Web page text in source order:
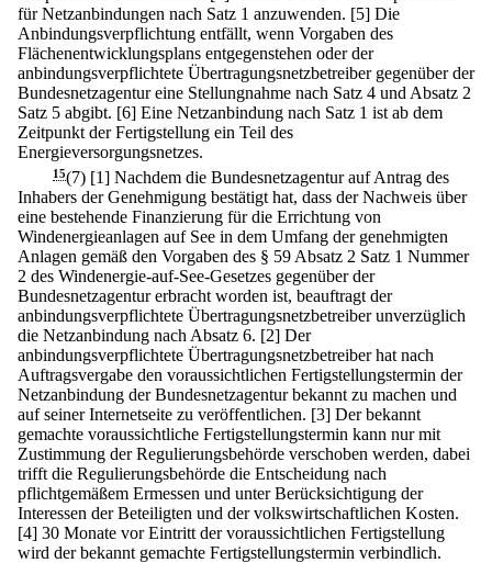
für Netzanbindungen nach Satz 1 anzuwenden. [5] Die
Anbindungsverpflichtung entfällt, wenn Vorgaben des
Flächenentwicklungsplans entgegenstehen oder der
anbindungsverpflichtete Übertragungsnetzbetreiber gegenüber der
Bundesnetzagentur eine Stellungnahme nach Satz 4 und Absatz 2
Satz 5 abgibt. [6] Eine Netzanbindung nach Satz 1 ist ab dem
Zeitpunkt der Fertigstellung ein Teil des
Energieversorgungsnetzes.
15(7) [1] Nachdem die Bundesnetzagentur auf Antrag des
Inhabers der Genehmigung bestätigt hat, dass der Nachweis über
eine bestehende Finanzierung für die Errichtung von
Windenergieanlagen auf See in dem Umfang der genehmigten
Anlagen gemäß den Vorgaben des § 59 Absatz 2 Satz 1 Nummer
2 des Windenergie-auf-See-Gesetzes gegenüber der
Bundesnetzagentur erbracht worden ist, beauftragt der
anbindungsverpflichtete Übertragungsnetzbetreiber unverzüglich
die Netzanbindung nach Absatz 6. [2] Der
anbindungsverpflichtete Übertragungsnetzbetreiber hat nach
Auftragsvergabe den voraussichtlichen Fertigstellungstermin der
Netzanbindung der Bundesnetzagentur bekannt zu machen und
auf seiner Internetseite zu veröffentlichen. [3] Der bekannt
gemachte voraussichtliche Fertigstellungstermin kann nur mit
Zustimmung der Regulierungsbehörde verschoben werden, dabei
trifft die Regulierungsbehörde die Entscheidung nach
pflichtgemäßem Ermessen und unter Berücksichtigung der
Interessen der Beteiligten und der volkswirtschaftlichen Kosten.
[4] 30 Monate vor Eintritt der voraussichtlichen Fertigstellung
wird der bekannt gemachte Fertigstellungstermin verbindlich.